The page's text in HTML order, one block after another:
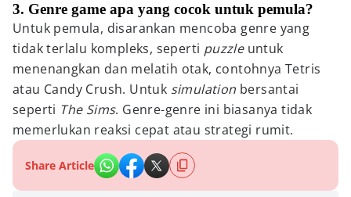
3. Genre game apa yang cocok untuk pemula?
Untuk pemula, disarankan mencoba genre yang
tidak terlalu kompleks, seperti puzzle untuk
menenangkan dan melatih otak, contohnya Tetris
atau Candy Crush. Untuk simulation bersantai
seperti The Sims. Genre-genre ini biasanya tidak
memerlukan reaksi cepat atau strategi rumit.
Share Article